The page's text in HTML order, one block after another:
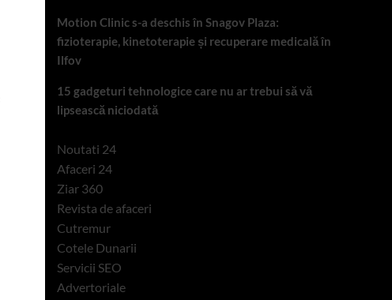
Motion Clinic s-a deschis în Snagov Plaza:
fizioterapie, kinetoterapie și recuperare medicală în
Ilfov
15 gadgeturi tehnologice care nu ar trebui să vă
lipsească niciodată
Noutati 24
Afaceri 24
Ziar 360
Revista de afaceri
Cutremur
Cotele Dunarii
Servicii SEO
Advertoriale